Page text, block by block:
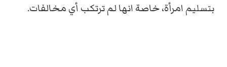
بتسليم امرأة، خاصة انها لم ترتكب أي مخالفات.